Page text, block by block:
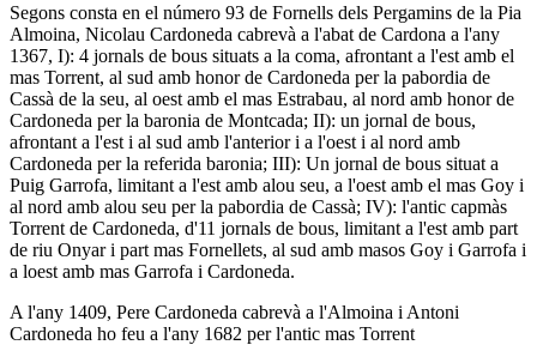
Segons consta en el número 93 de Fornells dels Pergamins de la Pia
Almoina, Nicolau Cardoneda cabrevà a l'abat de Cardona a l'any
1367, I): 4 jornals de bous situats a la coma, afrontant a l'est amb el
mas Torrent, al sud amb honor de Cardoneda per la pabordia de
Cassà de la seu, al oest amb el mas Estrabau, al nord amb honor de
Cardoneda per la baronia de Montcada; II): un jornal de bous,
afrontant a l'est i al sud amb l'anterior i a l'oest i al nord amb
Cardoneda per la referida baronia; III): Un jornal de bous situat a
Puig Garrofa, limitant a l'est amb alou seu, a l'oest amb el mas Goy i
al nord amb alou seu per la pabordia de Cassà; IV): l'antic capmàs
Torrent de Cardoneda, d'11 jornals de bous, limitant a l'est amb part
de riu Onyar i part mas Fornellets, al sud amb masos Goy i Garrofa i
a loest amb mas Garrofa i Cardoneda.
A l'any 1409, Pere Cardoneda cabrevà a l'Almoina i Antoni
Cardoneda ho feu a l'any 1682 per l'antic mas Torrent